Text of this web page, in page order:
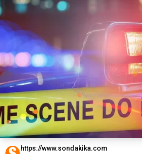
https://www.sondakika.com